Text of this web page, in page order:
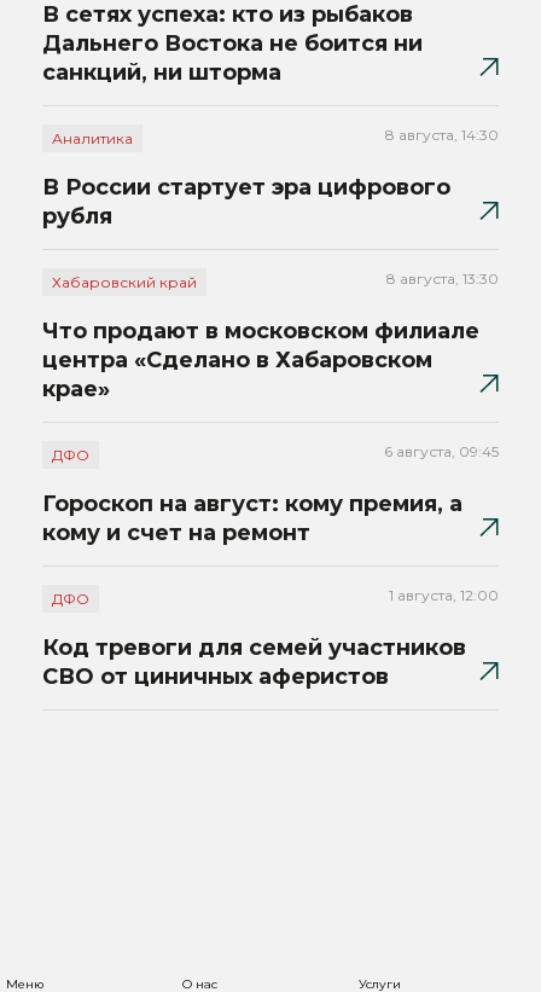
В сетях успеха: кто из рыбаков
Дальнего Востока не боится ни
санкций, ни шторма
Аналитика 8 августа, 14:30
В России стартует эра цифрового
рубля
Хабаровский край 8 августа, 13:30
Что продают в московском филиале
центра «Сделано в Хабаровском
крае»
ДФО 6 августа, 09:45
Гороскоп на август: кому премия, а
кому и счет на ремонт
ДФО 1 августа, 12:00
Код тревоги для семей участников
СВО от циничных аферистов
Меню О нас Услуги